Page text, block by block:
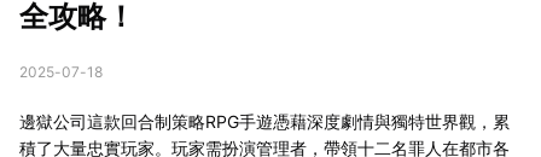
全攻略！
2025-07-18
邊獄公司這款回合制策略RPG手遊憑藉深度劇情與獨特世界觀，累
積了大量忠實玩家。玩家需扮演管理者，帶領十二名罪人在都市各